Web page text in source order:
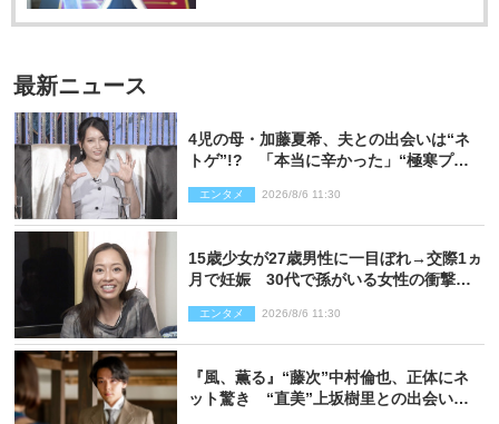
最新ニュース
4児の母・加藤夏希、夫との出会いは“ネ
トゲ”!? 「本当に辛かった」“極寒プロ
エンタメ 2026/8/6 11:30
15歳少女が27歳男性に一目ぼれ→交際1ヵ
月で妊娠 30代で孫がいる女性の衝撃半
エンタメ 2026/8/6 11:30
『風、薫る』“藤次”中村倫也、正体にネ
ット驚き “直美”上坂樹里との出会いに